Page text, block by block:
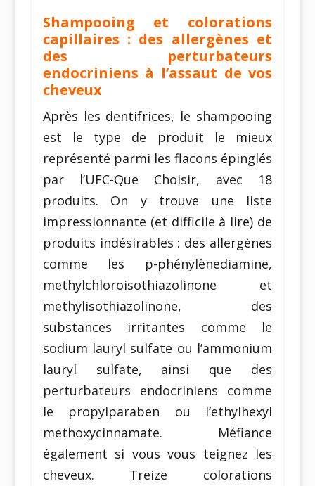
Shampooing et colorations
capillaires : des allergènes et
des perturbateurs
endocriniens à l’assaut de vos
cheveux
Après les dentifrices, le shampooing
est le type de produit le mieux
représenté parmi les flacons épinglés
par l’UFC-Que Choisir, avec 18
produits. On y trouve une liste
impressionnante (et difficile à lire) de
produits indésirables : des allergènes
comme les p-phénylènediamine,
methylchloroisothiazolinone et
methylisothiazolinone, des
substances irritantes comme le
sodium lauryl sulfate ou l’ammonium
lauryl sulfate, ainsi que des
perturbateurs endocriniens comme
le propylparaben ou l’ethylhexyl
methoxycinnamate. Méfiance
également si vous vous teignez les
cheveux. Treize colorations